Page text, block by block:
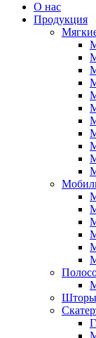
О нас
Продукция
Шторы